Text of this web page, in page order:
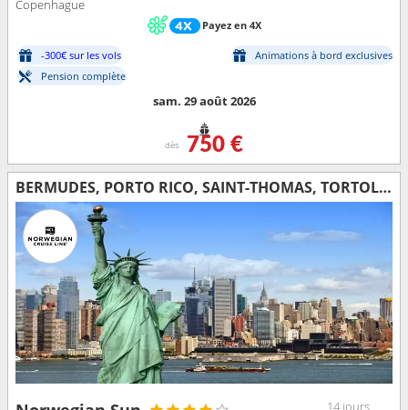
Copenhague
Payez en 4X
-300€ sur les vols
Animations à bord exclusives
Pension complète
sam. 29 août 2026
dès 750 €
BERMUDES, PORTO RICO, SAINT-THOMAS, TORTOLA, ARUBA, RÉPUBLIQUE DOMINICAINE, BAHAMAS, ÉTATS-UNIS
14 jours